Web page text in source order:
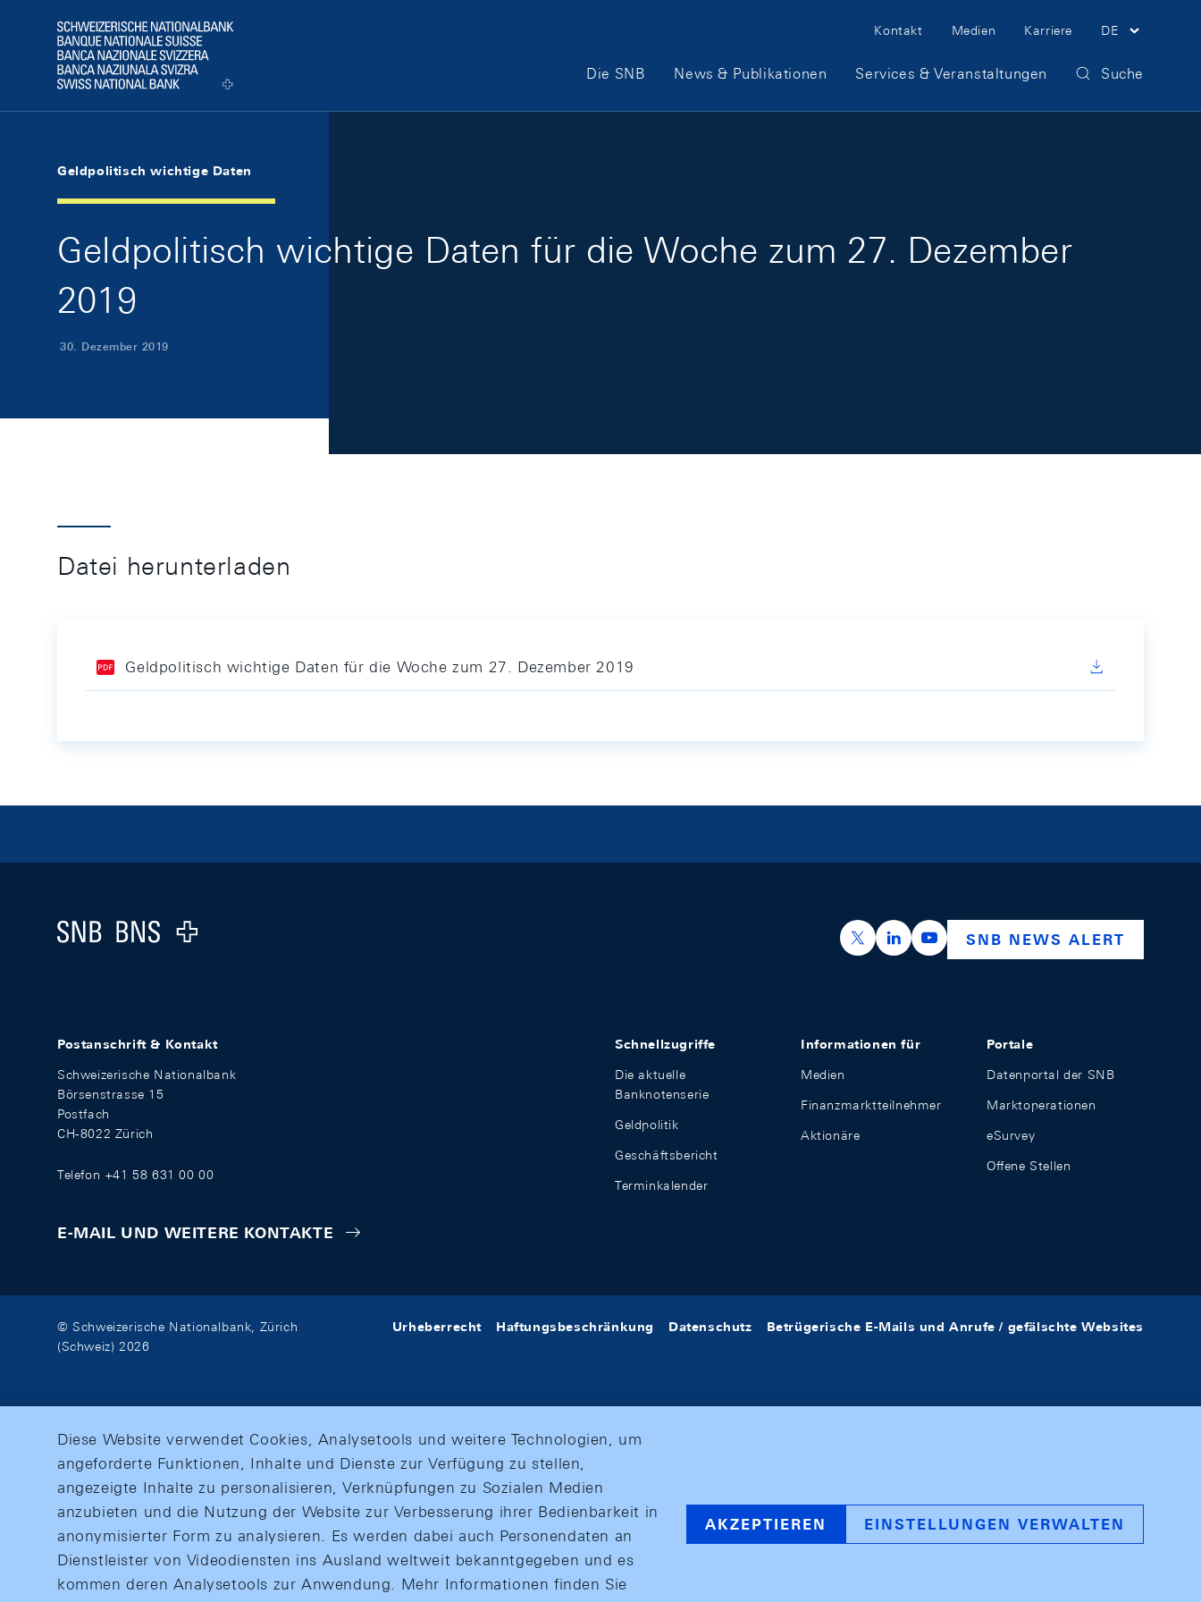
Logo
Meta Navigation
Kontakt Medien Karriere DE
Hauptnavigation
Die SNB News & Publikationen Services & Veranstaltungen Suche
Geldpolitisch wichtige Daten
Geldpolitisch wichtige Daten für die Woche zum 27. Dezember
2019
30. Dezember 2019
Datei herunterladen
Geldpolitisch wichtige Daten für die Woche zum 27. Dezember 2019
Logo
https://x.com/snb_bns
https://ch.linkedin.com/company/swiss-
https://www.youtube.com/
SNB NEWS ALERT
Postanschrift & Kontakt
Schweizerische Nationalbank
Börsenstrasse 15
Postfach
CH-8022 Zürich
Telefon +41 58 631 00 00
E-MAIL UND WEITERE KONTAKTE
Schnellzugriffe
Die aktuelle
Banknotenserie
Geldpolitik
Geschäftsbericht
Terminkalender
Informationen für
Medien
Finanzmarktteilnehmer
Aktionäre
Portale
Datenportal der SNB
Marktoperationen
eSurvey
Offene Stellen
© Schweizerische Nationalbank, Zürich
(Schweiz) 2026
Urheberrecht Haftungsbeschränkung Datenschutz Betrügerische E-Mails und Anrufe / gefälschte Websites
Diese Website verwendet Cookies, Analysetools und weitere Technologien, um
angeforderte Funktionen, Inhalte und Dienste zur Verfügung zu stellen,
angezeigte Inhalte zu personalisieren, Verknüpfungen zu Sozialen Medien
anzubieten und die Nutzung der Website zur Verbesserung ihrer Bedienbarkeit in
anonymisierter Form zu analysieren. Es werden dabei auch Personendaten an
Dienstleister von Videodiensten ins Ausland weltweit bekanntgegeben und es
kommen deren Analysetools zur Anwendung. Mehr Informationen finden Sie
AKZEPTIEREN EINSTELLUNGEN VERWALTEN